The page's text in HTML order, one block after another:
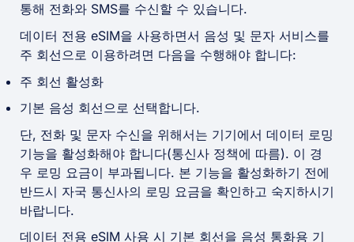
통해 전화와 SMS를 수신할 수 있습니다.
데이터 전용 eSIM을 사용하면서 음성 및 문자 서비스를
주 회선으로 이용하려면 다음을 수행해야 합니다:
주 회선 활성화
기본 음성 회선으로 선택합니다.
단, 전화 및 문자 수신을 위해서는 기기에서 데이터 로밍
기능을 활성화해야 합니다(통신사 정책에 따름). 이 경
우 로밍 요금이 부과됩니다. 본 기능을 활성화하기 전에
반드시 자국 통신사의 로밍 요금을 확인하고 숙지하시기
바랍니다.
데이터 전용 eSIM 사용 시 기본 회선을 음성 통화용 기